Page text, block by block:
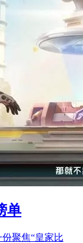
单
聚焦“皇家比